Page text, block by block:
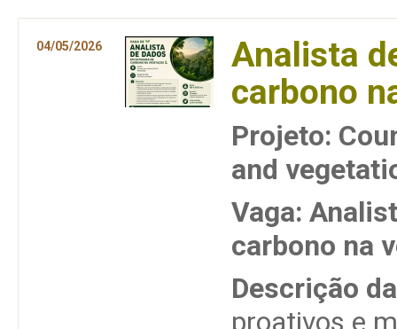
04/05/2026
Analista
carbono
Projeto:
and
Vaga:
carbono na
Descrição
proativos e